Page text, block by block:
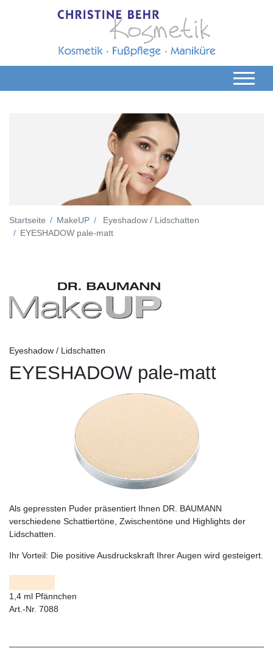
Startseite MakeUP
Eyeshadow / Lidschatten
EYESHADOW pale-matt
Eyeshadow / Lidschatten
EYESHADOW pale-matt
Als gepressten Puder präsentiert Ihnen DR. BAUMANN
verschiedene Schattiertöne, Zwischentöne und Highlights der
Lidschatten.
Ihr Vorteil: Die positive Ausdruckskraft Ihrer Augen wird gesteigert.
1,4 ml Pfännchen
Art.-Nr. 7088